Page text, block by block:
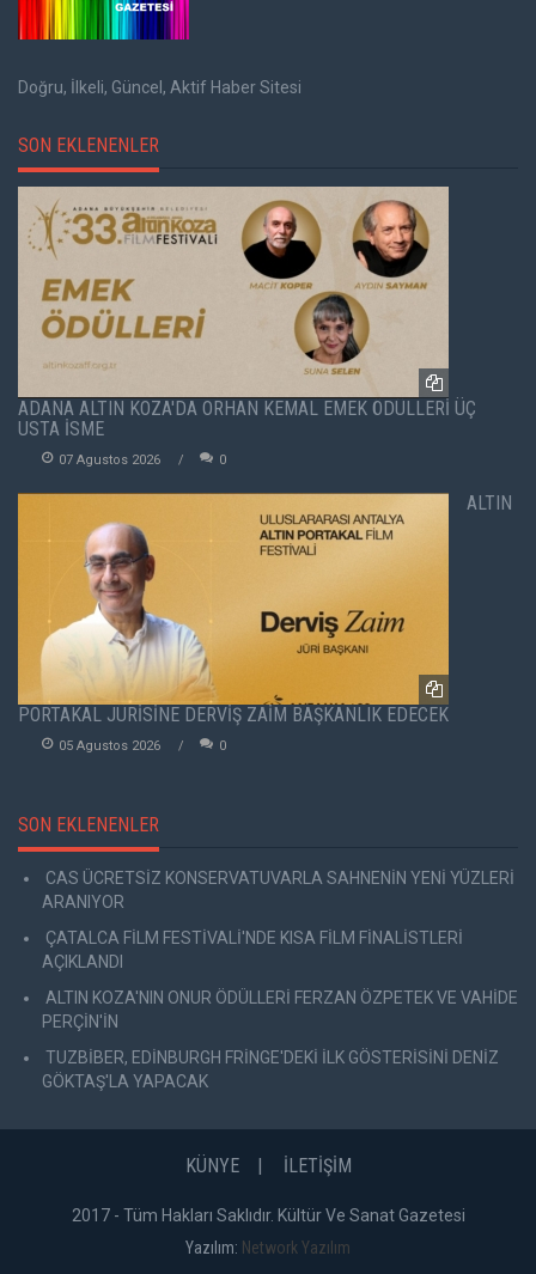
Doğru, İlkeli, Güncel, Aktif Haber Sitesi
SON EKLENENLER
ADANA ALTIN KOZA'DA ORHAN KEMAL EMEK ÖDÜLLERİ ÜÇ
USTA İSME
07 Agustos 2026 0
ALTIN
PORTAKAL JÜRİSİNE DERVİŞ ZAİM BAŞKANLIK EDECEK
05 Agustos 2026 0
SON EKLENENLER
CAS ÜCRETSİZ KONSERVATUVARLA SAHNENİN YENİ YÜZLERİ
ARANIYOR
ÇATALCA FİLM FESTİVALİ'NDE KISA FİLM FİNALİSTLERİ
AÇIKLANDI
ALTIN KOZA'NIN ONUR ÖDÜLLERİ FERZAN ÖZPETEK VE VAHİDE
PERÇİN'İN
TUZBİBER, EDİNBURGH FRİNGE'DEKİ İLK GÖSTERİSİNİ DENİZ
GÖKTAŞ'LA YAPACAK
KÜNYE İLETİŞİM
2017 - Tüm Hakları Saklıdır. Kültür Ve Sanat Gazetesi
Yazılım: Network Yazılım